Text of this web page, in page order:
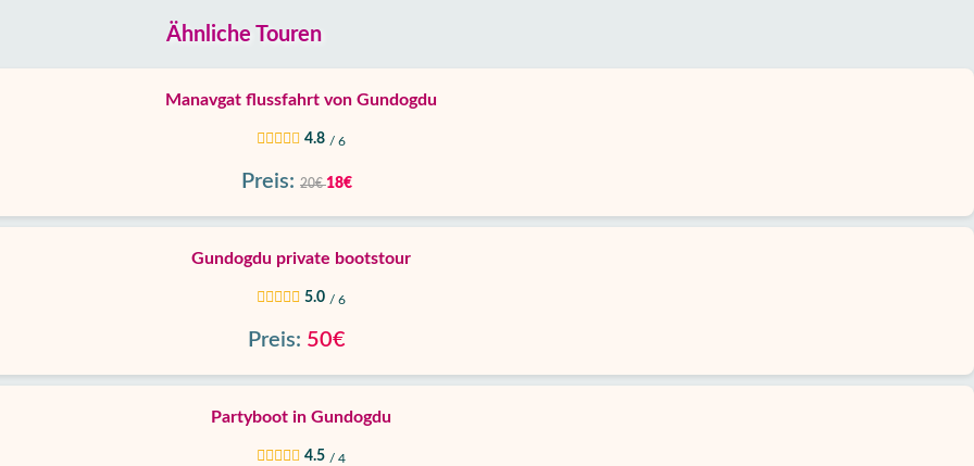
Ähnliche Touren
Manavgat flussfahrt von Gundogdu
4.8 / 6
Preis: 20€18€
Gundogdu private bootstour
5.0 / 6
Preis: 50€
Partyboot in Gundogdu
4.5 / 4